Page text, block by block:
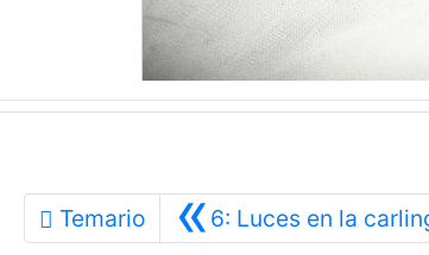
Temario «6: Luces en la